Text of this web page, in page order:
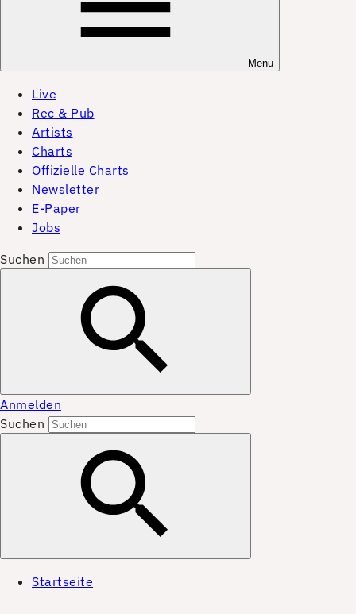
Menu
Live
Rec & Pub
Artists
Charts
Offizielle Charts
Newsletter
E-Paper
Jobs
Suchen
Anmelden
Suchen
Startseite